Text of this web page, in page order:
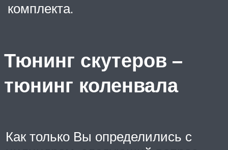
комплекта.
Тюнинг скутеров –
тюнинг коленвала
Как только Вы определились с